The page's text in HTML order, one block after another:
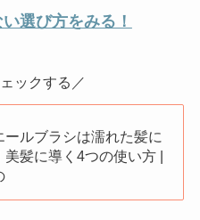
選び方をみる！
ックする／
ールブラシは濡れた髪に
美髪に導く4つの使い方 |